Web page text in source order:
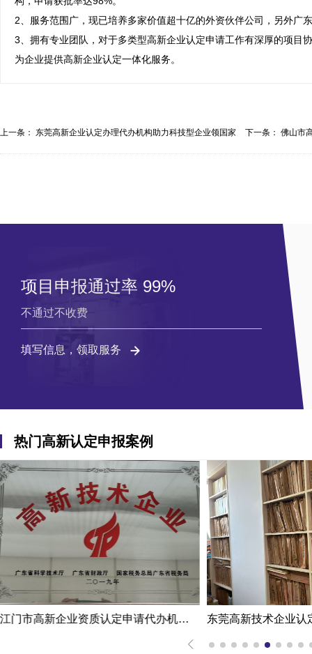
2、服务范围广，现已培养多家价值超十亿的外资伙伴公司，另外广
3、拥有专业团队，对于多类型高新企业认定申请工作有深厚的项目
为企业提供高新企业认定一体化服务。
上一条： 东莞高新企业认定办理代办机构助力科技型企业领国家
下一条： 佛山市
项目申报通过率 99%
不通过不收费
填写信息，领取服务
热门高新认定申报案例
东莞高新技术企业认定办理案例：科技企业通过专家意见提高成过率